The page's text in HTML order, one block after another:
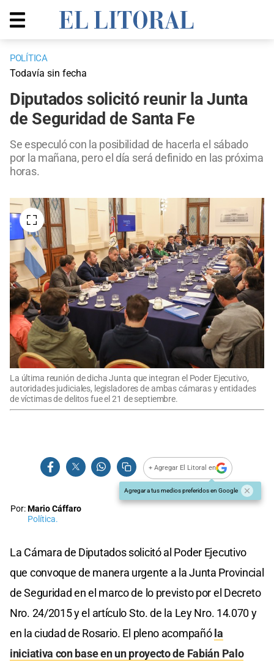
POLÍTICA
Todavía sin fecha
Diputados solicitó reunir la Junta
de Seguridad de Santa Fe
Se especuló con la posibilidad de hacerla el sábado
por la mañana, pero el día será definido en las próxima
horas.
La última reunión de dicha Junta que integran el Poder Ejecutivo,
autoridades judiciales, legisladores de ambas cámaras y entidades
de víctimas de delitos fue el 21 de septiembre.
+ Agregar El Litoral en
Agregar a tus medios preferidos en Google
Por:Mario Cáffaro
Política.
La Cámara de Diputados solicitó al Poder Ejecutivo
que convoque de manera urgente a la Junta Provincial
de Seguridad en el marco de lo previsto por el Decreto
Nro. 24/2015 y el artículo Sto. de la Ley Nro. 14.070 y
en la ciudad de Rosario. El pleno acompañóla
iniciativa con base en un proyecto de Fabián Palo